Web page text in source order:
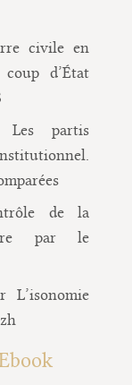
civile en
d’État
Les partis
de la
par le
L’isonomie